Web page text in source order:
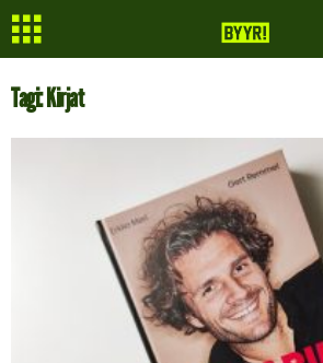
Tagi: Kirjat